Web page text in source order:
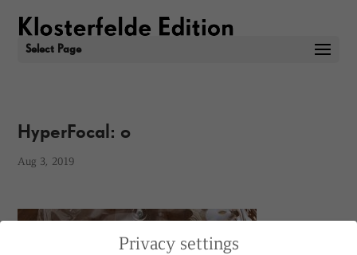
Select Page
HyperFocal: 0
Aug 3, 2019
Privacy settings